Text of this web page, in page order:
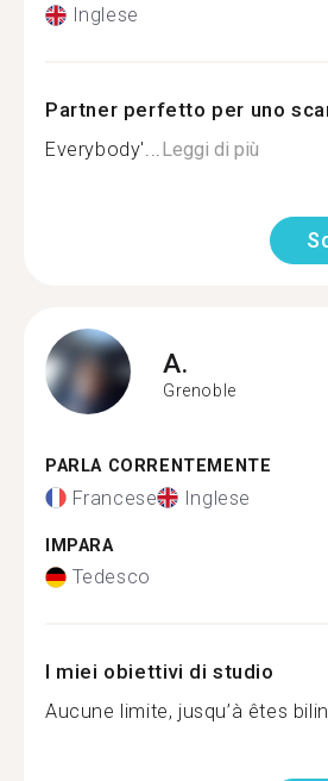
Inglese
Partner perfetto per uno
Everybody'...Leggi di più
A.
Grenoble
PARLA CORRENTEMENTE
Francese Inglese
IMPARA
Tedesco
I miei obiettivi di studio
Aucune limite, jusqu’à êtes